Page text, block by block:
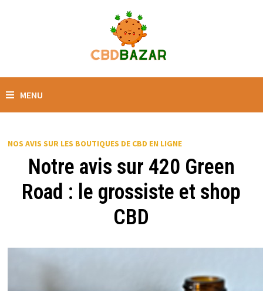
MENU
NOS AVIS SUR LES BOUTIQUES DE CBD EN LIGNE
Notre avis sur 420 Green
Road : le grossiste et shop
CBD